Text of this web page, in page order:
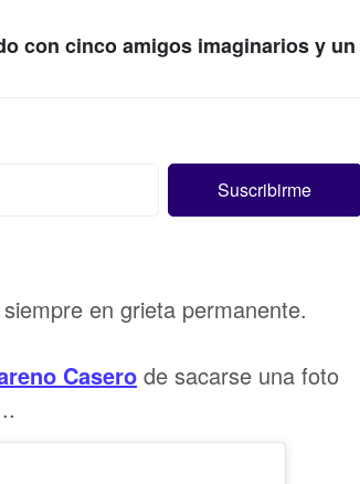
con cinco amigos imaginarios y un
en grieta permanente.
Casero de sacarse una foto